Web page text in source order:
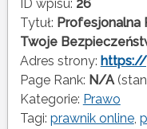
ID wpisu: 26
Tytuł: Profesjonalna
Twoje
Adres strony:
Page Rank: N/A(stan
Kategorie: Prawo
Tagi: prawnik online,